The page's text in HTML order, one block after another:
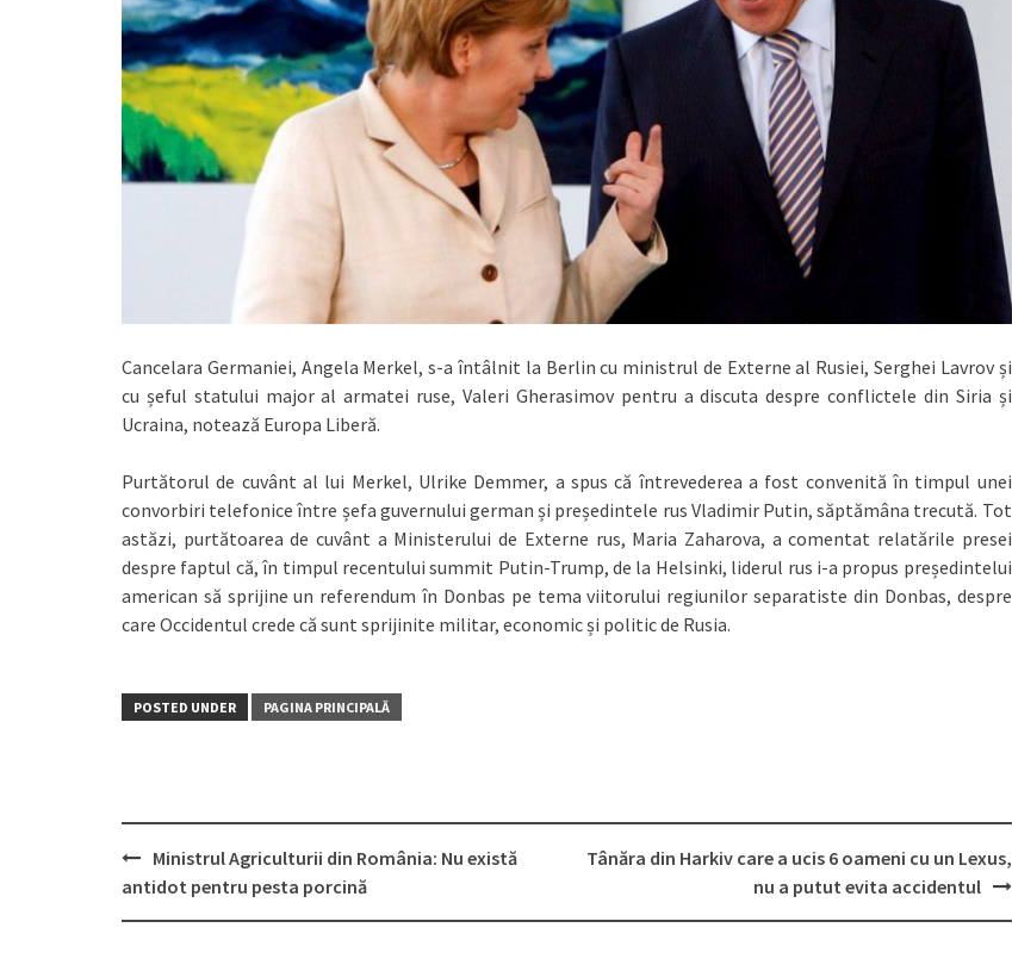
Cancelara Germaniei, Angela Merkel, s-a întâlnit la Berlin cu ministrul de Externe al Rusiei, Serghei Lavrov și
cu șeful statului major al armatei ruse, Valeri Gherasimov pentru a discuta despre conflictele din Siria și
Ucraina, notează Europa Liberă.
Purtătorul de cuvânt al lui Merkel, Ulrike Demmer, a spus că întrevederea a fost convenită în timpul unei
convorbiri telefonice între șefa guvernului german și președintele rus Vladimir Putin, săptămâna trecută. Tot
astăzi, purtătoarea de cuvânt a Ministerului de Externe rus, Maria Zaharova, a comentat relatările presei
despre faptul că, în timpul recentului summit Putin-Trump, de la Helsinki, liderul rus i-a propus președintelui
american să sprijine un referendum în Donbas pe tema viitorului regiunilor separatiste din Donbas, despre
care Occidentul crede că sunt sprijinite militar, economic și politic de Rusia.
POSTED UNDER PAGINA PRINCIPALĂ
Post
navigation
Ministrul Agriculturii din România: Nu există
antidot pentru pesta porcină
Tânăra din Harkiv care a ucis 6 oameni cu un Lexus,
nu a putut evita accidentul